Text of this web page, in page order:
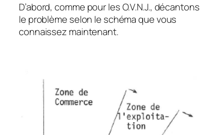
D’abord, comme pour les O.V.N.J., décantons
le problème selon le schéma que vous
connaissez maintenant.